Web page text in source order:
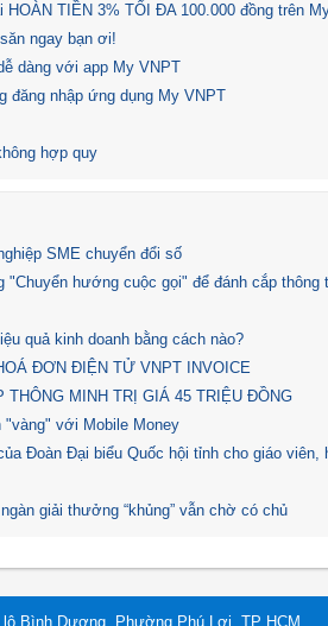
TIỀN 3% TỐI ĐA 100.000 đồng trên
ngay bạn ơi!
dàng với app My VNPT
đăng nhập ứng dụng My VNPT
hợp quy
SME chuyển đổi số
hướng cuộc gọi" để đánh cắp thông
quả kinh doanh bằng cách nào?
ĐƠN ĐIỆN TỬ VNPT INVOICE
THÔNG MINH TRỊ GIÁ 45 TRIỆU ĐỒNG
"vàng" với Mobile Money
Đoàn Đại biểu Quốc hội tỉnh cho giáo viên,
giải thưởng “khủng” vẫn chờ có chủ
Bình Dương, Phường Phú Lợi, TP HCM